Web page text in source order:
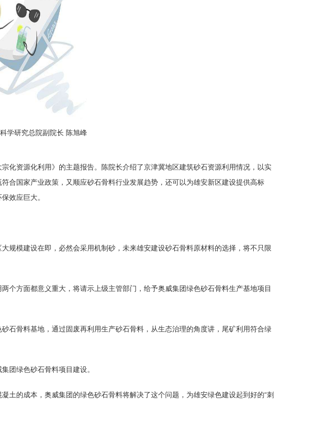
学研究总院副院长 陈旭峰
化资源化利用》的主题报告。陈院长介绍了京津冀地区建筑砂石资源利用情况，以实
合国家产业政策，又顺应砂石骨料行业发展趋势，还可以为雄安新区建设提供高标
效应巨大。
规模建设在即，必然会采用机制砂，未来雄安建设砂石骨料原材料的选择，将不只限
两个方面都意义重大，将请示上级主管部门，给予奥威集团绿色砂石骨料生产基地项目
石骨料基地，通过固废再利用生产砂石骨料，从生态治理的角度讲，尾矿利用符合绿
团绿色砂石骨料项目建设。
的成本，奥威集团的绿色砂石骨料将解决了这个问题，为雄安绿色建设起到好的“刺